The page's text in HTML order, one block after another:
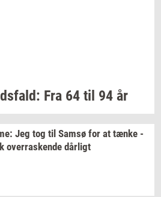
Fra 64 til 94 år
Jeg tog til Samsø for at tænke -
over­ra­sken­de dår­ligt